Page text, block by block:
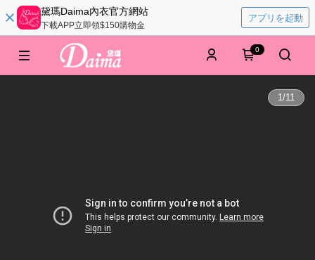
黛瑪Daima內衣官方網站
下載APP立即領$150購物金
アプリを起動
0
1/11